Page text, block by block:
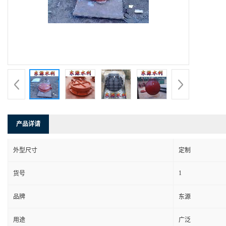
产品详请
外型尺寸 定制
货号 1
品牌 东源
用途 广泛